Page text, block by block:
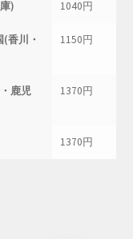
) 1040円
香川・
1150円
鹿児
1370円
1370円